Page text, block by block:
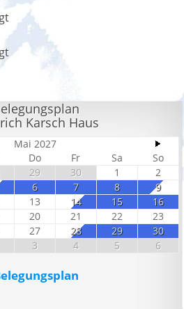
Karsch Haus
Mai 2027
Do Fr Sa
So
29 30 1
2
6 7 8
9
13 14 15
16
20 21 22
23
27 28 29
30
3 4 5 6